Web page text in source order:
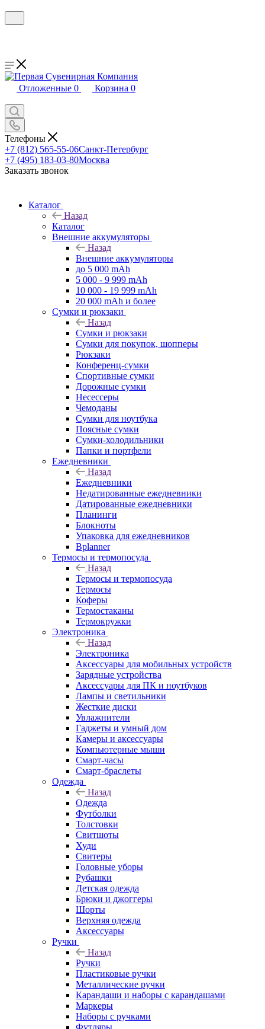
Отложенные 0 Корзина 0
Телефоны
+7 (812) 565-55-06Санкт-Петербург
+7 (495) 183-03-80Москва
Заказать звонок
Каталог
Назад
Каталог
Внешние аккумуляторы
Назад
Внешние аккумуляторы
до 5 000 mAh
5 000 - 9 999 mAh
10 000 - 19 999 mAh
20 000 mAh и более
Сумки и рюкзаки
Назад
Сумки и рюкзаки
Сумки для покупок, шопперы
Рюкзаки
Конференц-сумки
Спортивные сумки
Дорожные сумки
Несессеры
Чемоданы
Сумки для ноутбука
Поясные сумки
Сумки-холодильники
Папки и портфели
Ежедневники
Назад
Ежедневники
Недатированные ежедневники
Датированные ежедневники
Планинги
Блокноты
Упаковка для ежедневников
Bplanner
Термосы и термопосуда
Назад
Термосы и термопосуда
Термосы
Коферы
Термостаканы
Термокружки
Электроника
Назад
Электроника
Аксессуары для мобильных устройств
Зарядные устройства
Аксессуары для ПК и ноутбуков
Лампы и светильники
Жесткие диски
Увлажнители
Гаджеты и умный дом
Камеры и аксессуары
Компьютерные мыши
Смарт-часы
Смарт-браслеты
Одежда
Назад
Одежда
Футболки
Толстовки
Свитшоты
Худи
Свитеры
Головные уборы
Рубашки
Детская одежда
Брюки и джоггеры
Шорты
Верхняя одежда
Аксессуары
Ручки
Назад
Ручки
Пластиковые ручки
Металлические ручки
Карандаши и наборы с карандашами
Маркеры
Наборы с ручками
Футляры